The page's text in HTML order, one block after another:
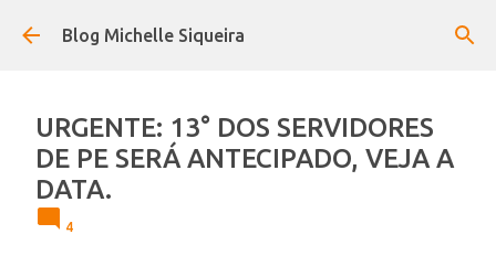
Pular para o conteúdo principal
Blog Michelle Siqueira
URGENTE: 13° DOS SERVIDORES
DE PE SERÁ ANTECIPADO, VEJA A
DATA.
4